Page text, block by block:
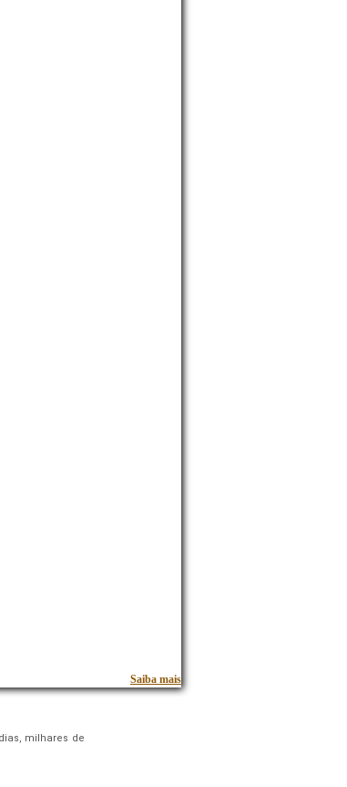
Saiba mais
milhares de